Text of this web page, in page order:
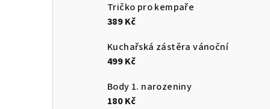
Tričko pro kempaře
389 Kč
Kuchařská zástěra vánoční
499 Kč
Body 1. narozeniny
180 Kč